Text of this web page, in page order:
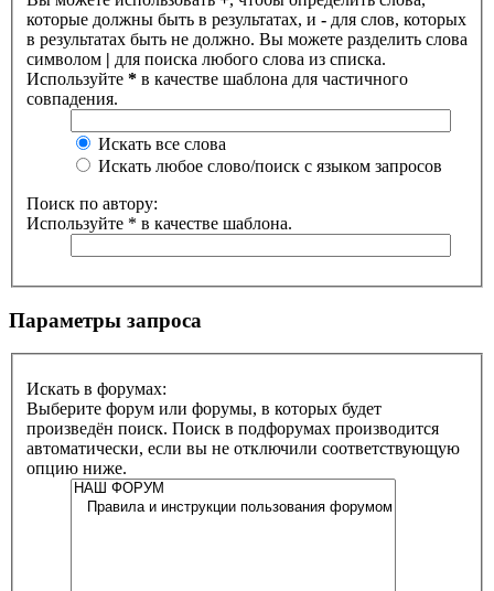
которые должны быть в результатах, и - для слов, которых
в результатах быть не должно. Вы можете разделить слова
символом | для поиска любого слова из списка.
Используйте * в качестве шаблона для частичного
совпадения.
Искать все слова
Искать любое слово/поиск с языком запросов
Поиск по автору:
Используйте * в качестве шаблона.
Параметры запроса
Искать в форумах:
Выберите форум или форумы, в которых будет
произведён поиск. Поиск в подфорумах производится
автоматически, если вы не отключили соответствующую
опцию ниже.